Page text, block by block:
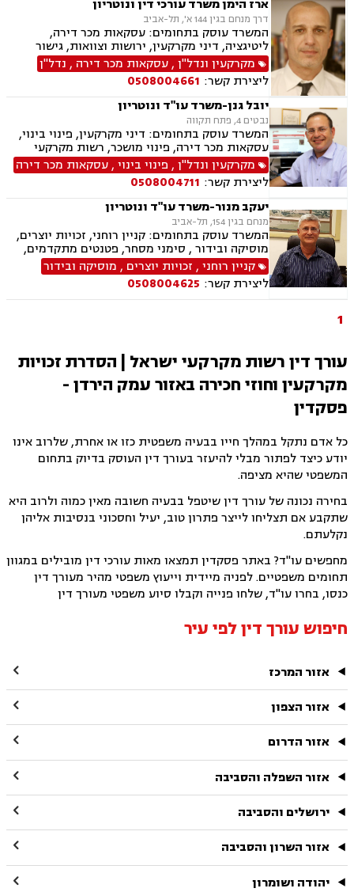
בציבור, אפוטרופסות, הסכמי ממון, גירושין, חלוקת
רכוש, מעמד אישי, דיני חברות, הוצאה לפועל,
מחיקת רישום פלילי, תעבורה, פש"ר, חדלות פירעון,
לשון הרע, ירושות וצוואות, נוטריון, נוטריון אנגלית
ארז הימן משרד עורכי דין ונוטריון
דרך מנחם בגין 144 א', תל-אביב
המשרד עוסק בתחומים: עסקאות מכר דירה,
ליטיגציה, דיני מקרקעין, ירושות וצוואות, גישור
ובוררויות, נדל"ן, מיסוי נדל"ן, נוטריון, ערבויות
ושטרות , תמ"א 38, ליקויי בנייה, בנקים, סדר דין
אזרחי וראיות, דיני חוזים, הסכמי ממון, קבוצות
רכישה, פינוי מושכר, ייפוי כח מתמשך
מקרקעין ונדל"ן,עסקאות מכר דירה , נדל"ן
ליצירת קשר: 0508004661
יובל גנן-משרד עו"ד ונוטריון
נבטים 4, פתח תקווה
המשרד עוסק בתחומים: דיני מקרקעין, פינוי בינוי,
עסקאות מכר דירה, פינוי מושכר, רשות מקרקעי
ישראל, נדל"ן ביהודה ושומרון, ייפוי כוח מתמשך,
אפוטרופסות, הסכמי ממון, ירושות וצוואות, נוטריון.
מקרקעין ונדל"ן, פינוי בינוי,עסקאות מכר דירה
ליצירת קשר: 0508004711
יעקב מנור-משרד עו"ד ונוטריון
מנחם בגין 154, תל-אביב
המשרד עוסק בתחומים: קניין רוחני, זכויות יוצרים,
מוסיקה ובידור , סימני מסחר, פטנטים מתקדמים,
ירושות וצוואות, דיני מקרקעין, עסקאות מכר דירה,
רשות מקרקעי ישראל, נדל"ן, דיני חוזים, הסכמי
ממון, אפוטרופסות, לשון הרע, נוטריון
קניין רוחני, זכויות יוצרים , מוסיקה ובידור
ליצירת קשר: 0508004625
1
עורך דין רשות מקרקעי ישראל | הסדרת זכויות
מקרקעין וחוזי חכירה באזור עמק הירדן -
פסקדין
כל אדם נתקל במהלך חייו בבעיה משפטית כזו או אחרת, שלרוב אינו
יודע כיצד לפתור מבלי להיעזר בעורך דין העוסק בדיוק בתחום
המשפטי שהיא מציפה.
בחירה נכונה של עורך דין שיטפל בבעיה חשובה מאין כמוה ולרוב היא
שתקבע אם תצליחו לייצר פתרון טוב, יעיל וחסכוני בנסיבות אליהן
נקלעתם.
מחפשים עו"ד? באתר פסקדין תמצאו מאות עורכי דין מובילים במגוון
תחומים משפטיים. לפניה מיידית וייעוץ משפטי מהיר מעורך דין
כנסו, בחרו עו"ד, שלחו פנייה וקבלו סיוע משפטי מעורך דין
חיפוש עורך דין לפי עיר
אזור המרכז 
אזור הצפון 
אזור הדרום 
אזור השפלה והסביבה 
ירושלים והסביבה 
אזור השרון והסביבה 
יהודה ושומרון 